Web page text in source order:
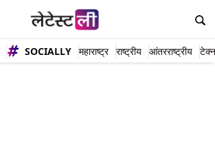
SOCIALLY महाराष्ट्र राष्ट्रीय आंतरराष्ट्रीय